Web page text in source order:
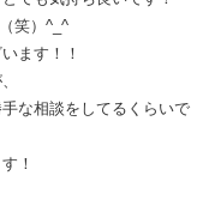
笑）^_^
ます！！
な相談をしてるくらいで
！